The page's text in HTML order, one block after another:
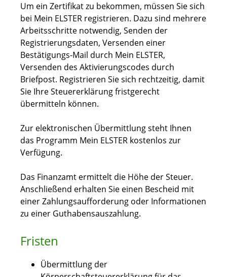
Um ein Zertifikat zu bekommen, müssen Sie sich
bei Mein ELSTER registrieren. Dazu sind mehrere
Arbeitsschritte notwendig, Senden der
Registrierungsdaten, Versenden einer
Bestätigungs-Mail durch Mein ELSTER,
Versenden des Aktivierungscodes durch
Briefpost. Registrieren Sie sich rechtzeitig, damit
Sie Ihre Steuererklärung fristgerecht
übermitteln können.
Zur elektronischen Übermittlung steht Ihnen
das Programm Mein ELSTER kostenlos zur
Verfügung.
Das Finanzamt ermittelt die Höhe der Steuer.
Anschließend erhalten Sie einen Bescheid mit
einer Zahlungsaufforderung oder Informationen
zu einer Guthabensauszahlung.
Fristen
Übermittlung der